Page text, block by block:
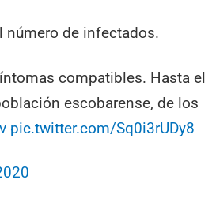
número de infectados.
compatibles. Hasta el
escobarense, de los
pic.twitter.com/Sq0i3rUDy8